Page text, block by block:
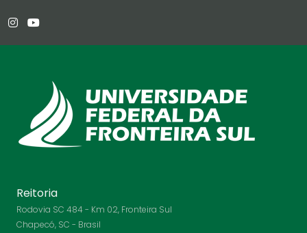
Reitoria
Rodovia SC 484 - Km 02, Fronteira Sul
Chapecó, SC - Brasil